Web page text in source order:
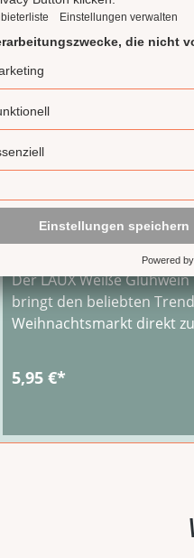
Weißer Glühwein - 1L
Flasche
Der LAUX Weiße Glühwein
bringt den beliebten
Weihnachtsmarkt direkt
feinem Weißwein und
winterlichen
überzeugt er mit einem
zimtigen Geschmack, der
5,95 €*